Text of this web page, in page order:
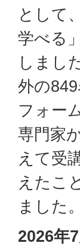
として
学べる
しまし
外の
フォー
専門家
えて受
えたこ
ました。
2026年